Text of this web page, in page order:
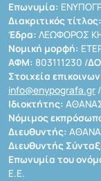
Επωνυμία:
Διακριτικός τίτλος:
Έδρα: ΛΕΩΦΟΡΟΣ
Νομική μορφή:
ΑΦΜ: 803111230 /
Στοιχεία
info@enypografa.gr
Ιδιοκτήτης:
Νόμιμος
Διευθυντής:
Διευθυντής
Επωνυμία του
Ε.Ε.